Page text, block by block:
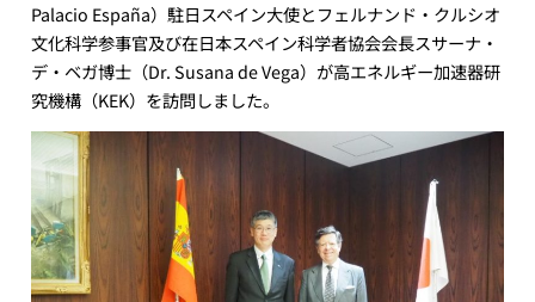
Palacio España）駐日スペイン大使とフェルナンド・クルシオ
文化科学参事官及び在日本スペイン科学者協会会長スサーナ・
デ・ベガ博士（Dr. Susana de Vega）が高エネルギー加速器研
究機構（KEK）を訪問しました。